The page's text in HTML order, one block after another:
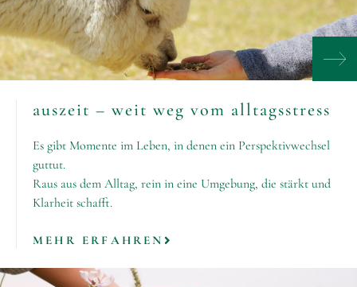
auszeit – weit weg vom alltagsstress
Es gibt Momente im Leben, in denen ein Perspektivwechsel
guttut.
Raus aus dem Alltag, rein in eine Umgebung, die stärkt und
Klarheit schafft.
MEHR ERFAHREN